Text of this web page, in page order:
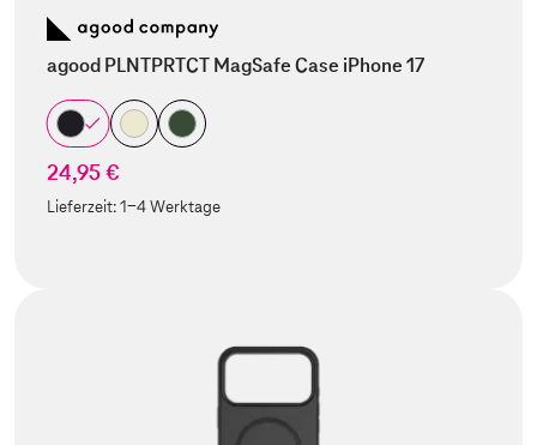
agood PLNTPRTCT MagSafe Case iPhone 17
24,95 €
Lieferzeit:1-4 Werktage